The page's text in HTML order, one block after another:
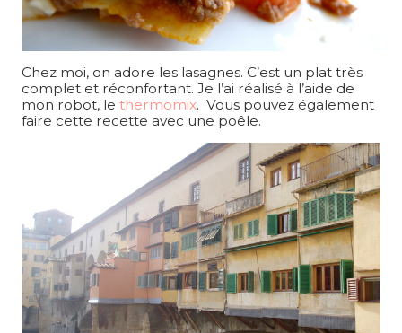
Chez moi, on adore les lasagnes. C’est un plat très
complet et réconfortant. Je l’ai réalisé à l’aide de
mon robot, le thermomix. Vous pouvez également
faire cette recette avec une poêle.